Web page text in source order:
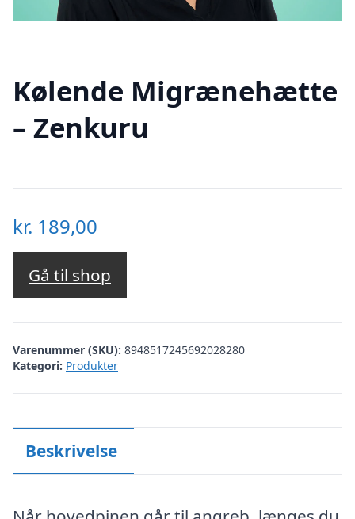
Kølende Migrænehætte
– Zenkuru
kr. 189,00
Gå til shop
Varenummer (SKU): 8948517245692028280
Kategori: Produkter
Beskrivelse